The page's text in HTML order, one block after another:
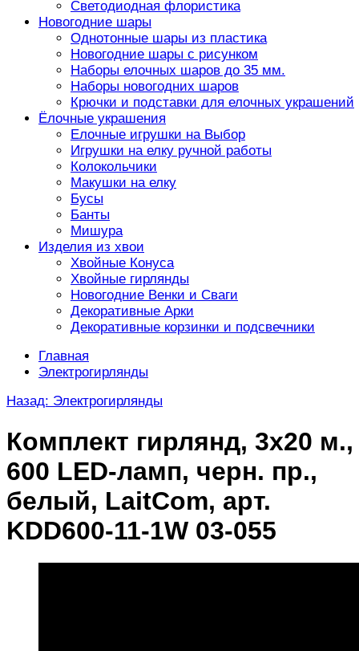
Светодиодная флористика
Новогодние шары
Однотонные шары из пластика
Новогодние шары с рисунком
Наборы елочных шаров до 35 мм.
Наборы новогодних шаров
Крючки и подставки для елочных украшений
Ёлочные украшения
Елочные игрушки на Выбор
Игрушки на елку ручной работы
Колокольчики
Макушки на елку
Бусы
Банты
Мишура
Изделия из хвои
Хвойные Конуса
Хвойные гирлянды
Новогодние Венки и Сваги
Декоративные Арки
Декоративные корзинки и подсвечники
Главная
Электрогирлянды
Назад: Электрогирлянды
Комплект гирлянд, 3x20 м.,
600 LED-ламп, черн. пр.,
белый, LaitCom, арт.
KDD600-11-1W 03-055